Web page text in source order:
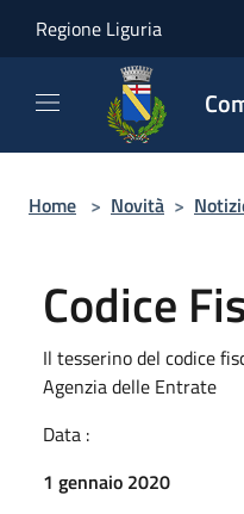
Regione Liguria
Home > Novità >
Codice
Il tesserino del codice
Agenzia delle Entrate
Data :
1 gennaio 2020